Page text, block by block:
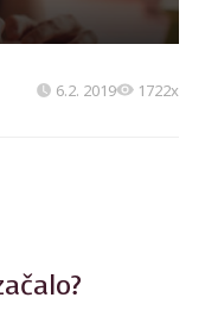
6.2. 2019 1722x